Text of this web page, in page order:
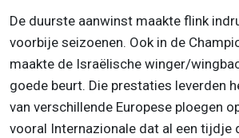
De duurste aanwinst maakte flink
voorbije seizoenen. Ook in de
maakte de Israëlische winger/
goede beurt. Die prestaties leverden
van verschillende Europese ploegen
vooral Internazionale dat al een tijdje